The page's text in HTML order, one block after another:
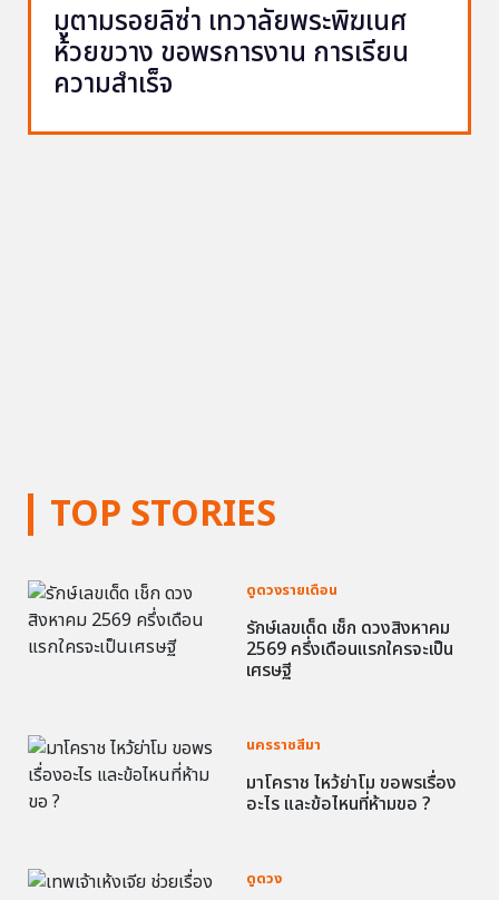
TOP STORIES
ดูดวงรายเดือน
รักษ์เลขเด็ด เช็ก ดวงสิงหาคม
2569 ครึ่งเดือนแรกใครจะเป็น
เศรษฐี
นครราชสีมา
มาโคราช ไหว้ย่าโม ขอพรเรื่อง
อะไร และข้อไหนที่ห้ามขอ ?
ดูดวง
มูตามรอยลิซ่า เทวาลัยพระพิฆเนศ
ห้วยขวาง ขอพรการงาน การเรียน
ความสำเร็จ